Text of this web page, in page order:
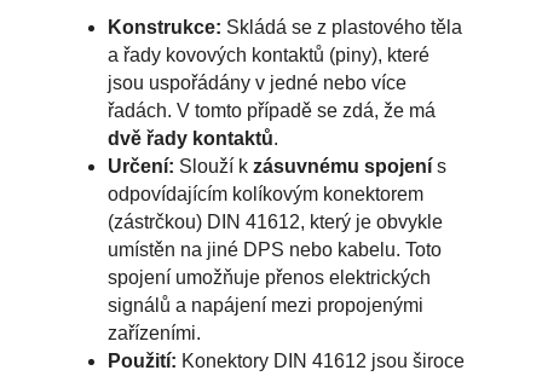
Konstrukce: Skládá se z plastového těla
a řady kovových kontaktů (piny), které
jsou uspořádány v jedné nebo více
řadách. V tomto případě se zdá, že má
dvě řady kontaktů.
Určení: Slouží k zásuvnému spojení s
odpovídajícím kolíkovým konektorem
(zástrčkou) DIN 41612, který je obvykle
umístěn na jiné DPS nebo kabelu. Toto
spojení umožňuje přenos elektrických
signálů a napájení mezi propojenými
zařízeními.
Použití: Konektory DIN 41612 jsou široce